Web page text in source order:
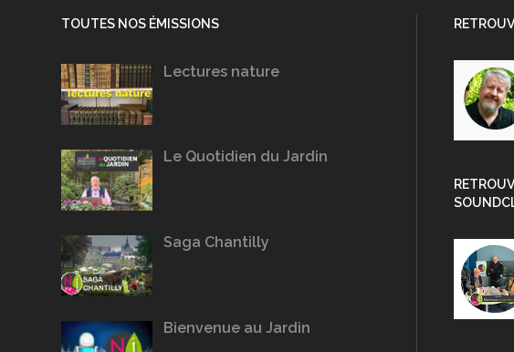
TOUTES NOS ÉMISSIONS
Lectures nature
Le Quotidien du Jardin
Saga Chantilly
Bienvenue au Jardin